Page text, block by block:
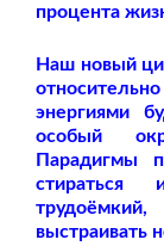
процента
Наш новый
энергиями
особый
Парадигмы
стираться
выстраивать